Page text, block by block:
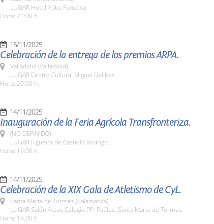
LUGAR Hotel Abba Fonseca
Hora: 21:00 h.
15/11/2025
Celebración de la entrega de los premios ARPA.
Valladolid (Valladolid)
LUGAR Centro Cultural Miguel Delibes
Hora: 20:00 h.
14/11/2025
Inauguración de la Feria Agrícola Transfronteriza.
(NO DEFINIDO)
LUGAR Figueira de Castello Rodrigo.
Hora: 19:00 h.
14/11/2025
Celebración de la XIX Gala de Atletismo de CyL.
Santa Marta de Tormes (Salamanca)
LUGAR Salón Actos Colegio PP. Paúles. Santa Marta de Tormes
Hora: 19,00 h